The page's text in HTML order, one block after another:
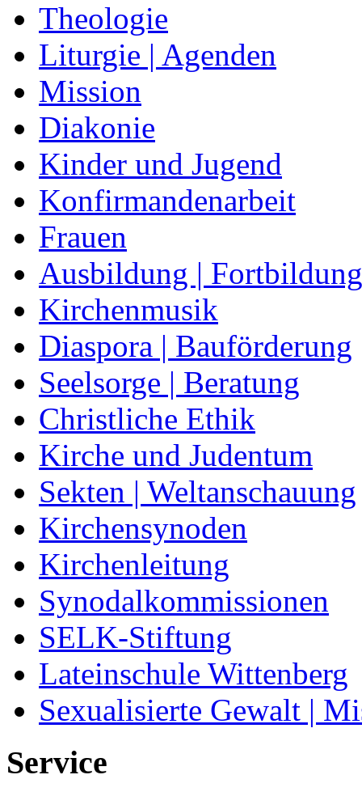
Theologie
Liturgie | Agenden
Mission
Diakonie
Kinder und Jugend
Konfirmandenarbeit
Frauen
Ausbildung | Fortbildung
Kirchenmusik
Diaspora | Bauförderung
Seelsorge | Beratung
Christliche Ethik
Kirche und Judentum
Sekten | Weltanschauung
Kirchensynoden
Kirchenleitung
Synodalkommissionen
SELK-Stiftung
Lateinschule Wittenberg
Sexualisierte Gewalt |
Service